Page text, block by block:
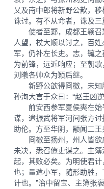
乂及南中郎将新野公歆，
诛讨。有不从命者，诛及三
使者至鄴，成都王颖召
人望，杖大顺以讨之，百
军，仍补左长史。志，毓
为前锋，远近响应；至朝
刘暾各帅众为颖后继。
新野公歆得冏檄，未知
孙洵大言于众曰：“赵王凶
前安西参军夏侯奭在始
谋，遣振武将军河间张方
助伦。方至华阴，颙闻二王
冏檄至扬州，州人皆欲
未决，悉召僚吏谋之。主
起，其败必矣。为明使君
也；量遣小军，随形助胜
计也。”治中留宝、主簿张